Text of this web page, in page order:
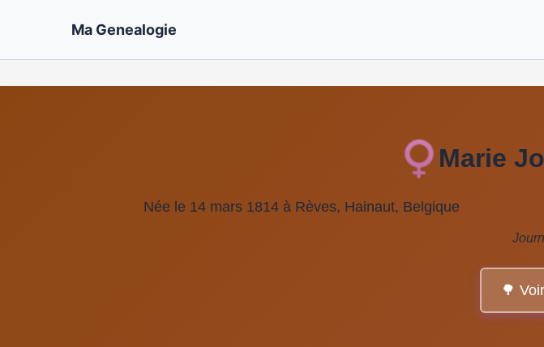
Ma Genealogie
Marie
Née le 14 mars 1814 à Rèves, Hainaut, Belgique
🌳